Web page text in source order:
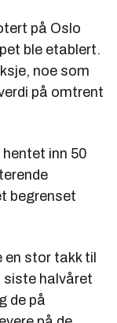
på Oslo
ble etablert.
noe som
på omtrent
inn 50
begrenset
en stor takk til
siste halvåret
de på